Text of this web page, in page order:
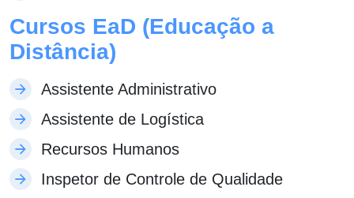
Cursos EaD (Educação a
Distância)
Assistente Administrativo
Assistente de Logística
Recursos Humanos
Inspetor de Controle de Qualidade